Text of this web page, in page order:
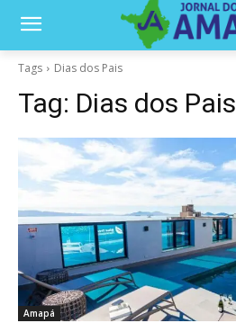
Tags Dias dos Pais
Tag: Dias dos Pais
Amapá